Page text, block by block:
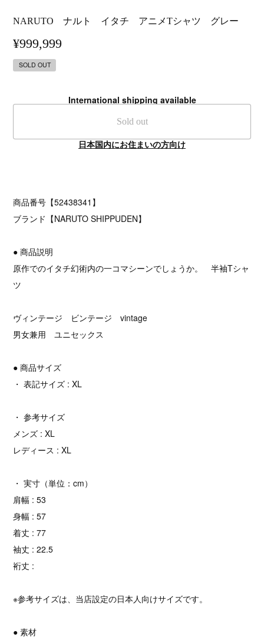
NARUTO ナルト イタチ アニメTシャツ グレー
¥999,999
SOLD OUT
International shipping available
Sold out
日本国内にお住まいの方向け
商品番号【52438341】
ブランド【NARUTO SHIPPUDEN】
● 商品説明
原作でのイタチ幻術内の一コマシーンでしょうか。 半袖Tシャ
ツ
ヴィンテージ ビンテージ vintage
男女兼用 ユニセックス
● 商品サイズ
・ 表記サイズ : XL
・ 参考サイズ
メンズ : XL
レディース : XL
・ 実寸（単位：cm）
肩幅 : 53
身幅 : 57
着丈 : 77
袖丈 : 22.5
裄丈 :
※参考サイズは、当店設定の日本人向けサイズです。
● 素材